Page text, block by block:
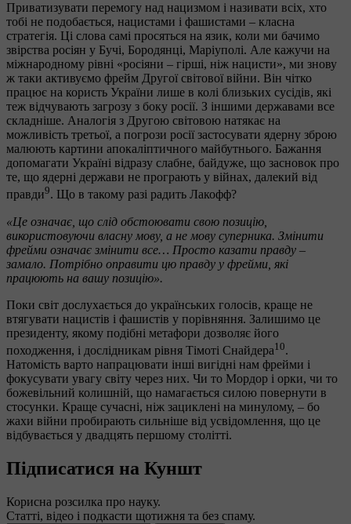
Приватизувати перемогу над нацизмом і називати всіх, хто
тобі не подобається, нацистами і фашистами – класна
стратегія. Ці слова самі просяться на язик, коли ми бачимо
звірства росіян у Бучі, Бородянці, Маріуполі. Але кажучи на
міжнародному рівні «росіяни – гірші, ніж нацисти», ми знову
ж таки активуємо фрейм Другої світової війни. Він чітко
працює на користь України лише в колі близьких сусідів, які
теж відчувають загрозу з боку росії. З іншими державами все
складніше. Аналогія з Другою світовою натякає на
можливість третьої, а погрози росії застосувати ядерну зброю
малюють картини апокаліптичного майбутнього. Бажання
допомагати Україні відразу слабне, байдуже, що засновок про
те, що ядерні держави не програють у війнах, далекий від
правди9. Що в такому разі радить Лакофф?
«Це означає, що слід обстоювати свою позицію,
використовуючи власну мову, а не мову суперника. Змінити
фрейми означає змінити все… Просто казати правду –
замало. Потрібно оправити цю правду у фрейми, які
працюють на вашу позицію».
Поки світ дослухається до українських голосів, краще не
втягувати нацистів і фашистів у порівняння. Залишимо це
президенту, якому подібні метафори дозволяє його
походження, і дослідникам рівня Тімоті Снайдера10.
Натомість варто напрацювати інші вигідні нам фрейми і
фокусувати увагу світу через них. Чи то Мордор і орки, чи то
божевільний колишній, що намагається силою повернути в
стосунки. Краще сучасні, ніж зациклені на минулому, – бо
жахи війни пробирають сильніше від усвідомлення, що це
відбувається у двадцять першому столітті.
Підписатися на Куншт
Корисна розсилка про науку.
Статті, відео і подкасти щотижня та без спаму.